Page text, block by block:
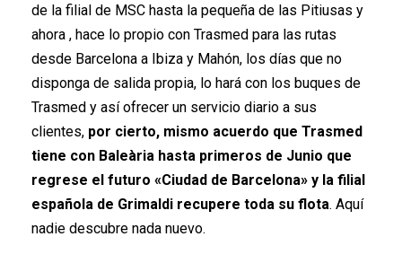
de la filial de MSC hasta la pequeña de las Pitiusas y
ahora , hace lo propio con Trasmed para las rutas
desde Barcelona a Ibiza y Mahón, los días que no
disponga de salida propia, lo hará con los buques de
Trasmed y así ofrecer un servicio diario a sus
clientes, por cierto, mismo acuerdo que Trasmed
tiene con Baleària hasta primeros de Junio que
regrese el futuro «Ciudad de Barcelona» y la filial
española de Grimaldi recupere toda su flota. Aquí
nadie descubre nada nuevo.